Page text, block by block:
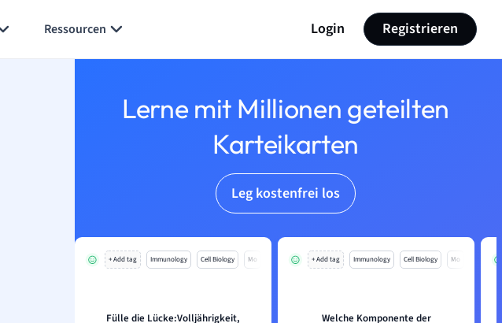
Ressourcen Login Registrieren
Lerne mit Millionen geteilten
Karteikarten
Leg kostenfrei los
+ Add tag Immunology Cell Biology Mo
Fülle die Lücke:Volljährigkeit,
+ Add tag Immunology Cell Biology Mo
Welche Komponente der